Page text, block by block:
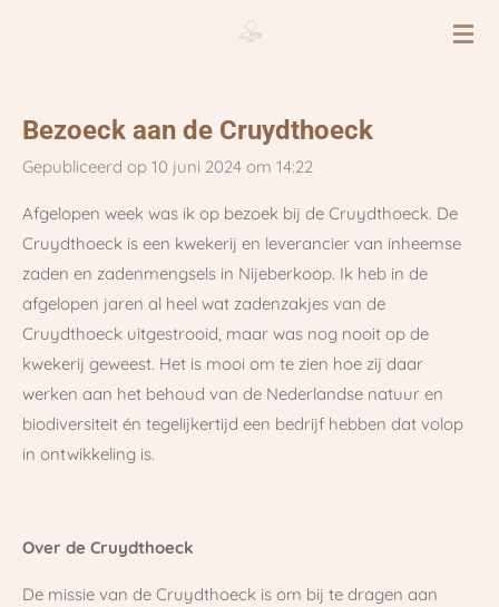
hoofdinhoud
Bezoeck aan de Cruydthoeck
Gepubliceerd op 10 juni 2024 om 14:22
Afgelopen week was ik op bezoek bij de Cruydthoeck. De
Cruydthoeck is een kwekerij en leverancier van inheemse
zaden en zadenmengsels in Nijeberkoop. Ik heb in de
afgelopen jaren al heel wat zadenzakjes van de
Cruydthoeck uitgestrooid, maar was nog nooit op de
kwekerij geweest. Het is mooi om te zien hoe zij daar
werken aan het behoud van de Nederlandse natuur en
biodiversiteit én tegelijkertijd een bedrijf hebben dat volop
in ontwikkeling is.
Over de Cruydthoeck
De missie van de Cruydthoeck is om bij te dragen aan